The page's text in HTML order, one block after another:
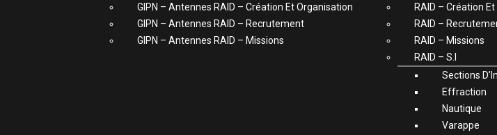
GIPN – Antennes RAID – Création Et Organisation
GIPN – Antennes RAID – Recrutement
GIPN – Antennes RAID – Missions
RAID – Création
RAID –
RAID – Missions
RAID – S.I
Sections
Effraction
Nautique
Varappe